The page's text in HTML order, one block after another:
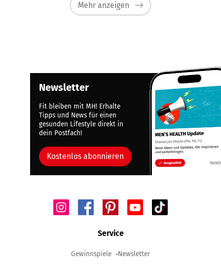
Mehr anzeigen
Newsletter
Fit bleiben mit MH! Erhalte
Tipps und News für einen
gesunden Lifestyle direkt in
dein Postfach!
Kostenlos abonnieren
Service
Gewinnspiele Newsletter